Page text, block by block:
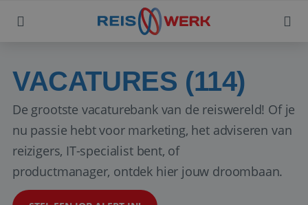
VACATURES (114)
De grootste vacaturebank van de reiswereld! Of je
nu passie hebt voor marketing, het adviseren van
reizigers, IT-specialist bent, of
productmanager, ontdek hier jouw droombaan.